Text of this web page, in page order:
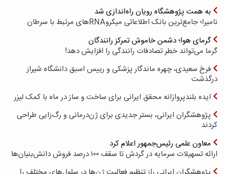
به همت پژوهشگاه رویان راه‌اندازی شد
نامیرا؛ جامع‌ترین بانک اطلاعاتی میکروRNAهای مرتبط با سرطان
گرمای هوا؛ دشمن خاموش تمرکز رانندگان
گرما می‌تواند خطر تصادفات رانندگی را افزایش دهد!
فرخ سعیدی، چهره ماندگار پزشکی و رییس اسبق دانشگاه شیراز
درگذشت
ایده بلندپروازانه محقق ایرانی برای ساخت و ساز در ماه با کمک لیزر
پژوهشگران ایرانی، بستر جدیدی برای ژن‌درمانی و رگ‌زایی طراحی
کردند
معاون علمی رئیس‌جمهور اعلام کرد
ارائه تسهیلات سرمایه در گردش تا سقف ۱۰۰ درصد فروش دانش‌بنیان‌ها